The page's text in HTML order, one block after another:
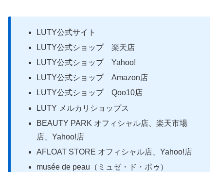
LUTY公式サイト
LUTY公式ショップ 楽天店
LUTY公式ショップ Yahoo!
LUTY公式ショップ Amazon店
LUTY公式ショップ Qoo10店
LUTY メルカリショップス
BEAUTY PARK オフィシャル店、楽天市場
店、Yahoo!店
AFLOAT STORE オフィシャル店、Yahoo!店
musée de peau（ミュゼ・ド・ポゥ）